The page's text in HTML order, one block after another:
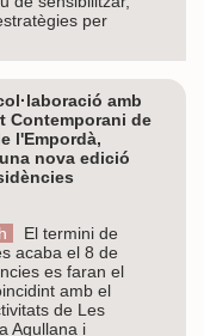
per
amb
Contemporani de
l'Empordà,
nova edició
El termini de
acaba el 8 de
es faran el
amb el
de Les
Agullana i